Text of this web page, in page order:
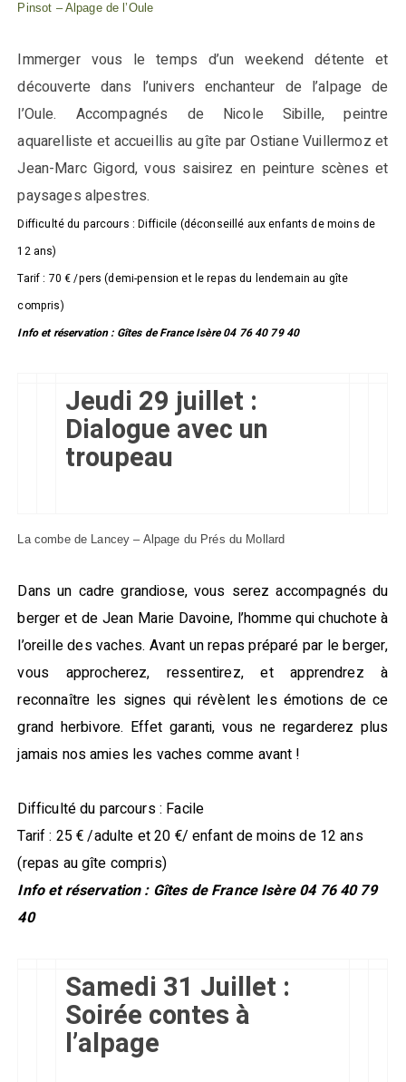
Pinsot – Alpage de l’Oule
Immerger vous le temps d’un weekend détente et
découverte dans l’univers enchanteur de l’alpage de
l’Oule. Accompagnés de Nicole Sibille, peintre
aquarelliste et accueillis au gîte par Ostiane Vuillermoz et
Jean-Marc Gigord, vous saisirez en peinture scènes et
paysages alpestres.
Difficulté du parcours : Difficile (déconseillé aux enfants de moins de
12 ans)
Tarif : 70 € /pers (demi-pension et le repas du lendemain au gîte
compris)
Info et réservation : Gîtes de France Isère 04 76 40 79 40
Jeudi 29 juillet :
Dialogue avec un
troupeau
La combe de Lancey – Alpage du Prés du Mollard
Dans un cadre grandiose, vous serez accompagnés du
berger et de Jean Marie Davoine, l’homme qui chuchote à
l’oreille des vaches. Avant un repas préparé par le berger,
vous approcherez, ressentirez, et apprendrez à
reconnaître les signes qui révèlent les émotions de ce
grand herbivore. Effet garanti, vous ne regarderez plus
jamais nos amies les vaches comme avant !
Difficulté du parcours : Facile
Tarif : 25 € /adulte et 20 €/ enfant de moins de 12 ans
(repas au gîte compris)
Info et réservation : Gîtes de France Isère 04 76 40 79
40
Samedi 31 Juillet :
Soirée contes à
l’alpage